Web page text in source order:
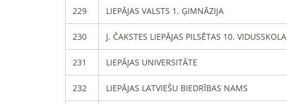
229 LIEPĀJAS VALSTS 1. ĢIMNĀZIJA
230 J. ČAKSTES LIEPĀJAS PILSĒTAS 10. VIDUSSKOLA
231 LIEPĀJAS UNIVERSITĀTE
232 LIEPĀJAS LATVIEŠU BIEDRĪBAS NAMS